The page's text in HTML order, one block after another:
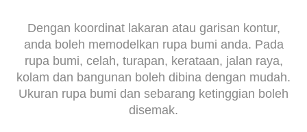
Dengan koordinat lakaran atau garisan kontur,
anda boleh memodelkan rupa bumi anda. Pada
rupa bumi, celah, turapan, kerataan, jalan raya,
kolam dan bangunan boleh dibina dengan mudah.
Ukuran rupa bumi dan sebarang ketinggian boleh
disemak.